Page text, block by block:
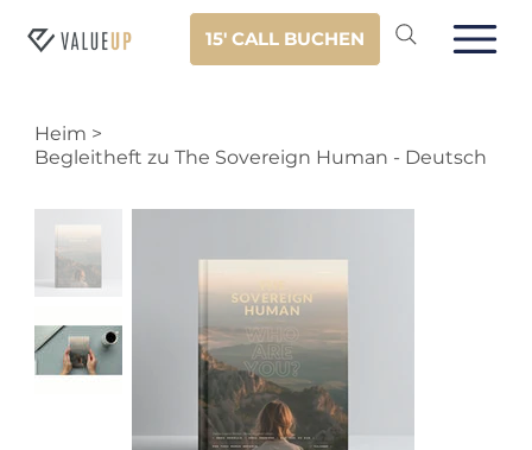
15' CALL BUCHEN
Heim >
Begleitheft zu The Sovereign Human - Deutsch